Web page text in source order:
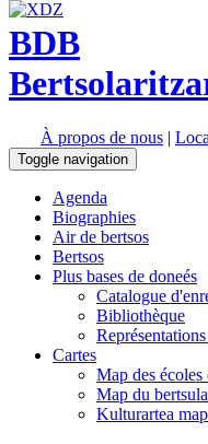
BDB
À propos de nous |
Toggle navigation
Agenda
Biographies
Air de bertsos
Bertsos
Plus bases de doneés
Catalogue
Bibliothèque
Cartes
Map des écoles
Map du
Kulturartea